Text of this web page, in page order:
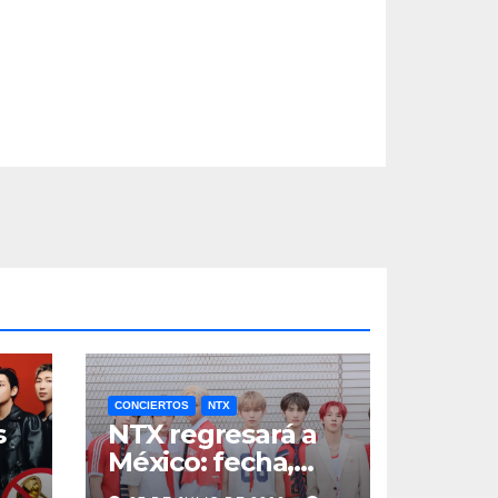
CONCIERTOS NTX
NTX regresará a
México: fecha,
boletos y